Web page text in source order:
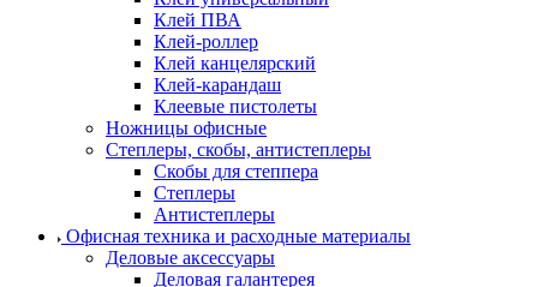
Клей ПВА
Клей-роллер
Клей канцелярский
Клей-карандаш
Клеевые пистолеты
Ножницы офисные
Степлеры, скобы, антистеплеры
Скобы для степпера
Степлеры
Антистеплеры
Офисная техника и расходные материалы
Деловые аксессуары
Деловая галантерея